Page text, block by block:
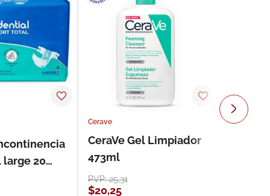
20
Cerave
CeraVe Gel Limpiador
473ml
PVP:25,31
$20,25